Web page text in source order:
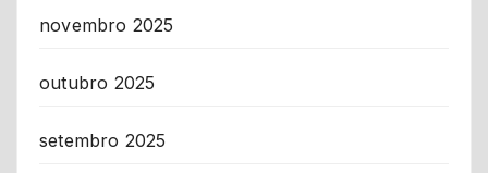
novembro 2025
outubro 2025
setembro 2025